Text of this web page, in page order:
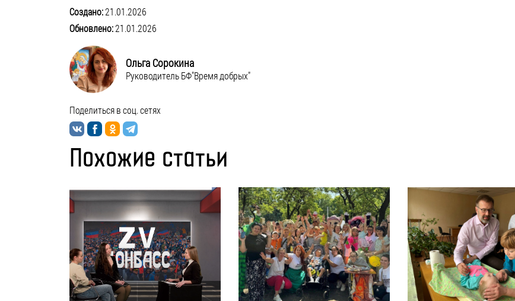
Создано:21.01.2026
Обновлено:21.01.2026
Ольга Сорокина
Руководитель БФ"Время добрых"
Поделиться в соц. сетях
Похожие статьи